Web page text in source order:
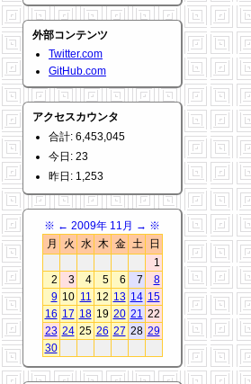
外部コンテンツ
Twitter.com
GitHub.com
アクセスカウンタ
合計: 6,453,045
今日: 23
昨日: 1,253
※ ← 2009年 11月 → ※
月
火 水 木 金 土
日
1
2
3 4 5 6 7
8
9 10 11 12 13 14 15
16 17 18 19 20 21 22
23 24 25 26 27 28 29
30